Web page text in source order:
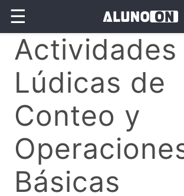
☰
Actividades
Lúdicas de
Conteo y
Básicas